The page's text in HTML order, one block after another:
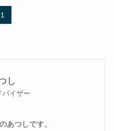
1
し
バイザー
あつしです。